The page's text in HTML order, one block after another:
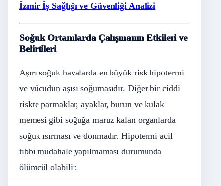
İzmir İş Sağlığı ve Güvenliği Analizi
Soğuk Ortamlarda Çalışmanın Etkileri ve
Belirtileri
Aşırı soğuk havalarda en büyük risk hipotermi
ve vücudun aşısı soğumasıdır. Diğer bir ciddi
riskte parmaklar, ayaklar, burun ve kulak
memesi gibi soğuğa maruz kalan organlarda
soğuk ısırması ve donmadır. Hipotermi acil
tıbbi müdahale yapılmaması durumunda
ölümcül olabilir.